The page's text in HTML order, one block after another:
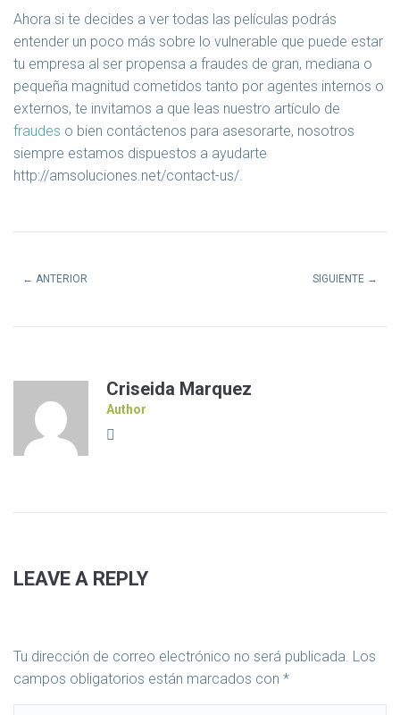
Ahora si te decides a ver todas las películas podrás
entender un poco más sobre lo vulnerable que puede estar
tu empresa al ser propensa a fraudes de gran, mediana o
pequeña magnitud cometidos tanto por agentes internos o
externos, te invitamos a que leas nuestro artículo de
fraudes o bien contáctenos para asesorarte, nosotros
siempre estamos dispuestos a ayudarte
http://amsoluciones.net/contact-us/.
← ANTERIOR SIGUIENTE →
Criseida Marquez
Author
LEAVE A REPLY
Tu dirección de correo electrónico no será publicada. Los
campos obligatorios están marcados con *